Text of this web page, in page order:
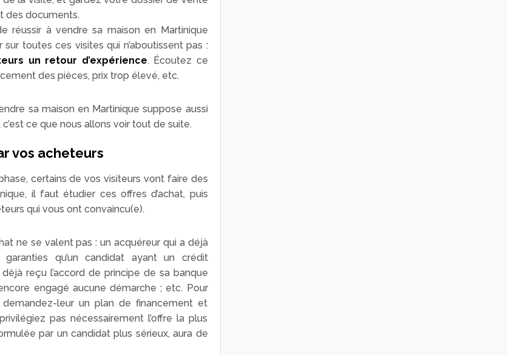
des documents.
réussir à vendre sa maison en Martinique
toutes ces visites qui n’aboutissent pas :
un retour d’expérience. Écoutez ce
des pièces, prix trop élevé, etc.
sa maison en Martinique suppose aussi
ce que nous allons voir tout de suite.
vos acheteurs
certains de vos visiteurs vont faire des
il faut étudier ces offres d’achat, puis
qui vous ont convaincu(e).
ne se valent pas : un acquéreur qui a déjà
qu’un candidat ayant un crédit
reçu l’accord de principe de sa banque
engagé aucune démarche ; etc. Pour
leur un plan de financement et
pas nécessairement l’offre la plus
par un candidat plus sérieux, aura de